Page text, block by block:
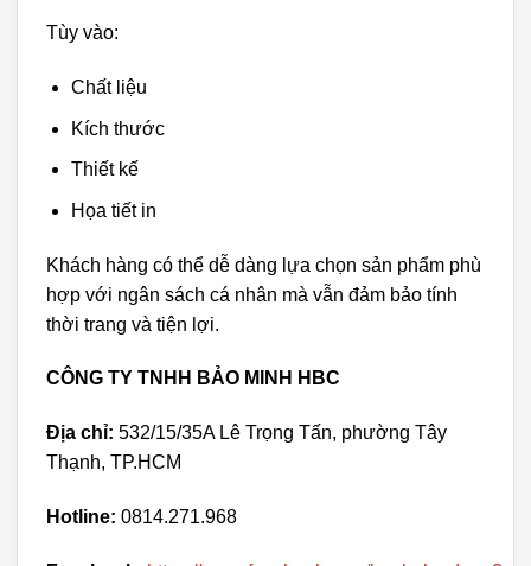
Tùy vào:
Chất liệu
Kích thước
Thiết kế
Họa tiết in
Khách hàng có thể dễ dàng lựa chọn sản phẩm phù
hợp với ngân sách cá nhân mà vẫn đảm bảo tính
thời trang và tiện lợi.
CÔNG TY TNHH BẢO MINH HBC
Địa chỉ: 532/15/35A Lê Trọng Tấn, phường Tây
Thạnh, TP.HCM
Hotline: 0814.271.968